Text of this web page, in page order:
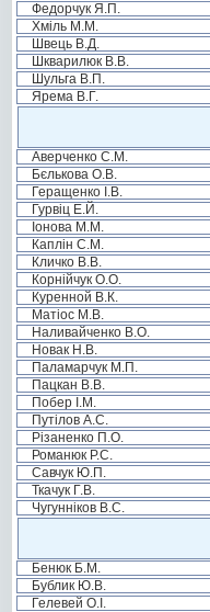
Федорчук Я.П.
Хміль М.М.
Швець В.Д.
Шкварилюк В.В.
Шульга В.П.
Ярема В.Г.
Аверченко С.М.
Бєлькова О.В.
Геращенко І.В.
Гурвіц Е.Й.
Іонова М.М.
Каплін С.М.
Кличко В.В.
Корнійчук О.О.
Куренной В.К.
Матіос М.В.
Наливайченко В.О.
Новак Н.В.
Паламарчук М.П.
Пацкан В.В.
Побер І.М.
Путілов А.С.
Різаненко П.О.
Романюк Р.С.
Савчук Ю.П.
Ткачук Г.В.
Чугунніков В.С.
Бенюк Б.М.
Бублик Ю.В.
Гелевей О.І.